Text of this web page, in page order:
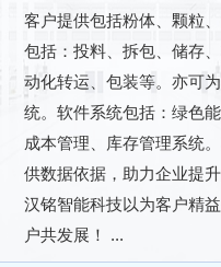
客户提供包括粉体、颗粒
包括：投料、拆包、储存
动化转运、包装等。亦可
统。软件系统包括：绿色
成本管理、库存管理系统
供数据依据，助力企业提
汉铭智能科技以为客户精
户共发展！ ...